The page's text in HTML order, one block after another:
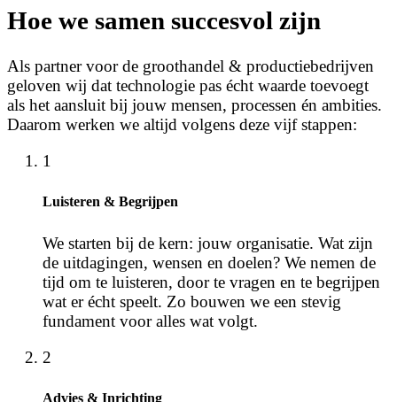
Hoe we samen succesvol zijn
Als partner voor de groothandel & productiebedrijven
geloven wij dat technologie pas écht waarde toevoegt
als het aansluit bij jouw mensen, processen én ambities.
Daarom werken we altijd volgens deze vijf stappen:
1
Luisteren & Begrijpen
We starten bij de kern: jouw organisatie. Wat zijn
de uitdagingen, wensen en doelen? We nemen de
tijd om te luisteren, door te vragen en te begrijpen
wat er écht speelt. Zo bouwen we een stevig
fundament voor alles wat volgt.
2
Advies & Inrichting